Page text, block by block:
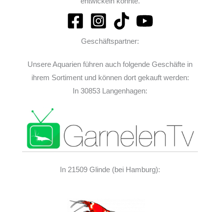
Geschäftspartner:
Unsere Aquarien führen auch folgende Geschäfte in
ihrem Sortiment und können dort gekauft werden:
In 30853 Langenhagen:
In 21509 Glinde (bei Hamburg):